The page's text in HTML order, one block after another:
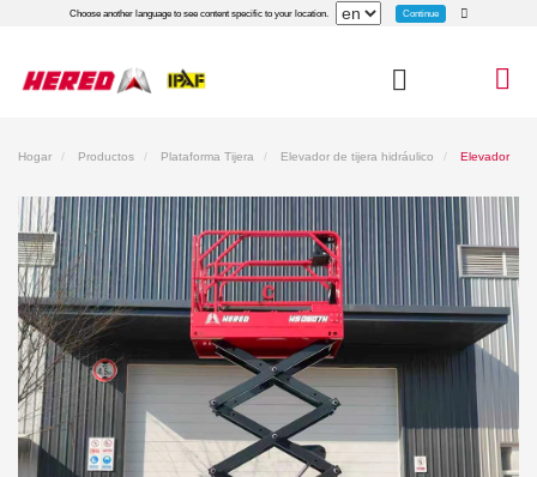
Choose another language to see content specific to your location. Continue
Hogar Productos Plataforma Tijera Elevador de tijera hidráulico
de Tijera Hidráulico HS0607H